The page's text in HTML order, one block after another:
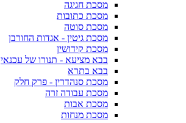
מסכת חגיגה
מסכת כתובות
מסכת סוטה
מסכת גיטין - אגדות החורבן
מסכת קידושין
בבא מציעא - תנורו של עכנאי
בבא בתרא
מסכת סנהדרין - פרק חלק
מסכת עבודה זרה
מסכת אבות
מסכת מנחות